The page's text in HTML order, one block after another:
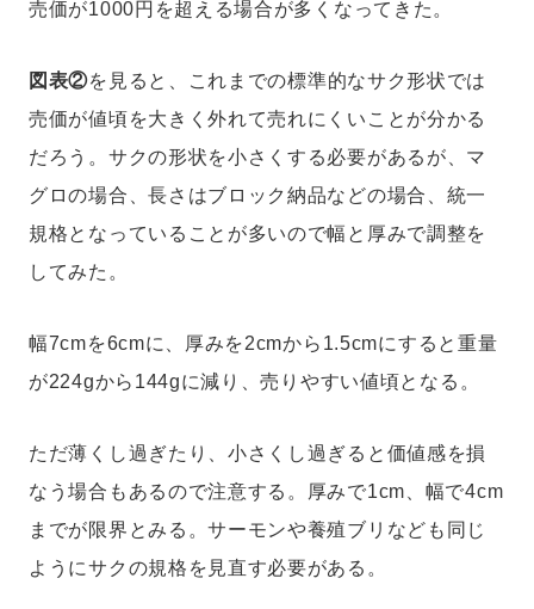
売価が1000円を超える場合が多くなってきた。
図表②を見ると、これまでの標準的なサク形状では
売価が値頃を大きく外れて売れにくいことが分かる
だろう。サクの形状を小さくする必要があるが、マ
グロの場合、長さはブロック納品などの場合、統一
規格となっていることが多いので幅と厚みで調整を
してみた。
幅7cmを6cmに、厚みを2cmから1.5cmにすると重量
が224gから144gに減り、売りやすい値頃となる。
ただ薄くし過ぎたり、小さくし過ぎると価値感を損
なう場合もあるので注意する。厚みで1cm、幅で4cm
までが限界とみる。サーモンや養殖ブリなども同じ
ようにサクの規格を見直す必要がある。